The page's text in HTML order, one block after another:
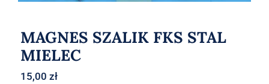
MAGNES SZALIK FKS STAL
MIELEC
15,00zł